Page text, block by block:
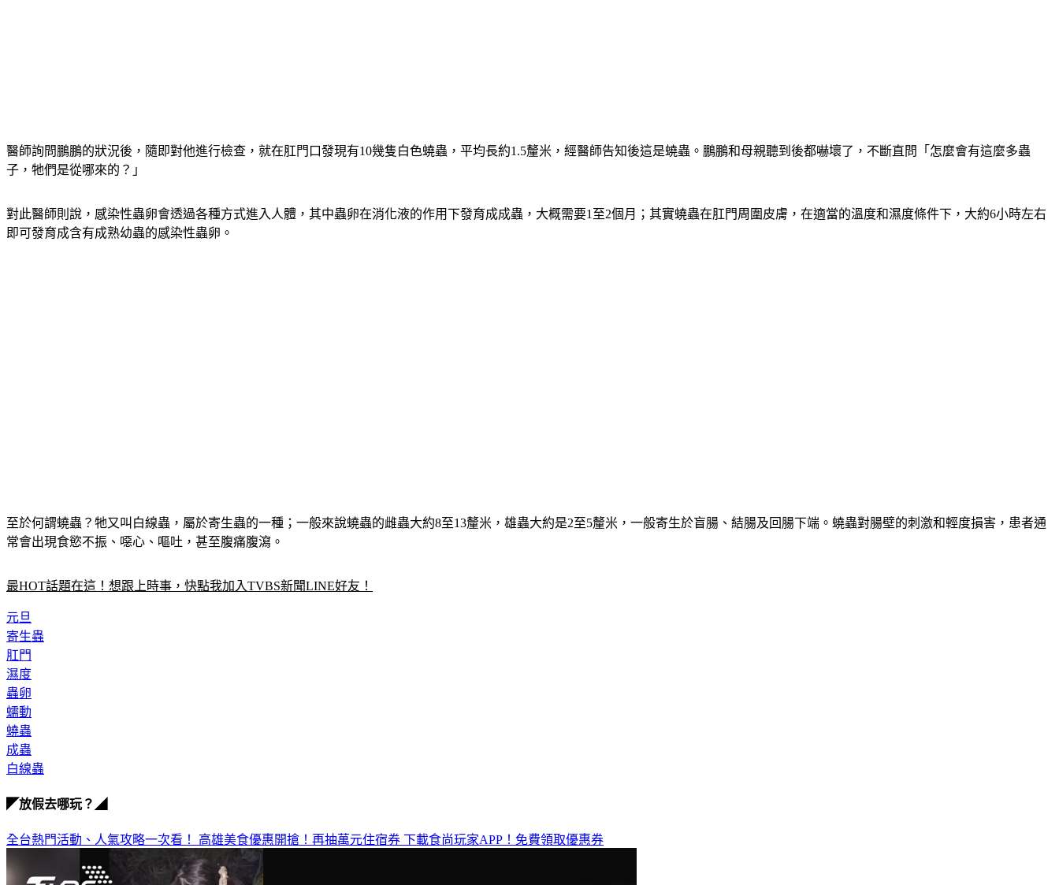
醫師詢問鵬鵬的狀況後，隨即對他進行檢查，就在肛門口發現有10幾隻白色蟯蟲，平均長約1.5釐米，經醫師告知後這是蟯蟲。 鵬鵬和母親聽到後都嚇壞了，不斷直問「怎麼會有這麼多蟲
子，牠們是從哪來的？」
對此醫師則說，感染性蟲卵會透過各種方式進入人體，其中蟲卵在消化液的作用下發育成成蟲，大概需要1至2個月；其實蟯蟲在肛門周圍皮膚，在適當的溫度和濕度條件下，大約6小時左右
即可發育成含有成熟幼蟲的感染性蟲卵。
至於何謂蟯蟲？牠又叫白線蟲，屬於寄生蟲的一種；一般來說蟯蟲的雌蟲大約8至13釐米，雄蟲大約是2至5釐米，一般寄生於盲腸、結腸及回腸下端。蟯蟲對腸壁的刺激和輕度損害，患者通
常會出現食慾不振、噁心、嘔吐，甚至腹痛腹瀉。
最HOT話題在這！想跟上時事，快點我加入TVBS新聞LINE好友！
元旦
寄生蟲
肛門
濕度
蟲卵
蠕動
蟯蟲
成蟲
白線蟲
◤放假去哪玩？◢
全台熱門活動、人氣攻略一次看！ 高雄美食優惠開搶！再抽萬元住宿券 下載食尚玩家APP！免費領取優惠券